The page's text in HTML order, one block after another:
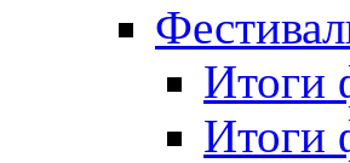
Итоги
Итоги